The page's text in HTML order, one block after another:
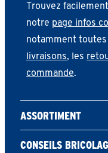
Trouvez
notre page infos
notamment
livraisons, les
commande.
ASSORTIMENT
CONSEILS